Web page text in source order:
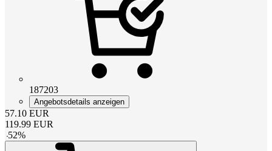
187203
Angebotsdetails anzeigen
57.10 EUR
119.99 EUR
-52%